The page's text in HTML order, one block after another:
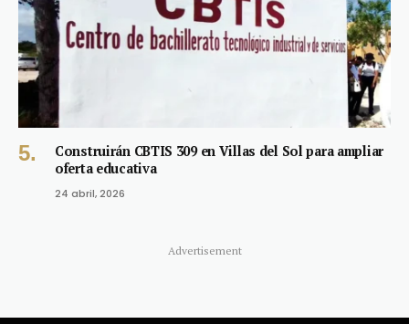
Construirán CBTIS 309 en Villas del Sol para ampliar
oferta educativa
24 abril, 2026
Advertisement